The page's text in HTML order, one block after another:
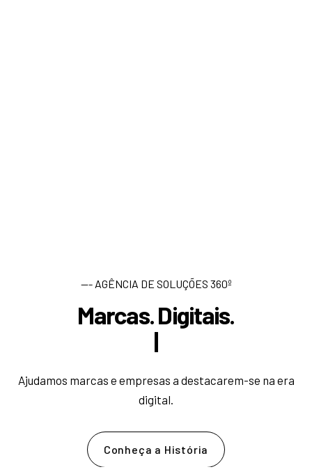
--- AGÊNCIA DE SOLUÇÕES 360º
Marcas. Digitais.
es
Ajudamos marcas e empresas a destacarem-se na era
digital.
Conheça a História